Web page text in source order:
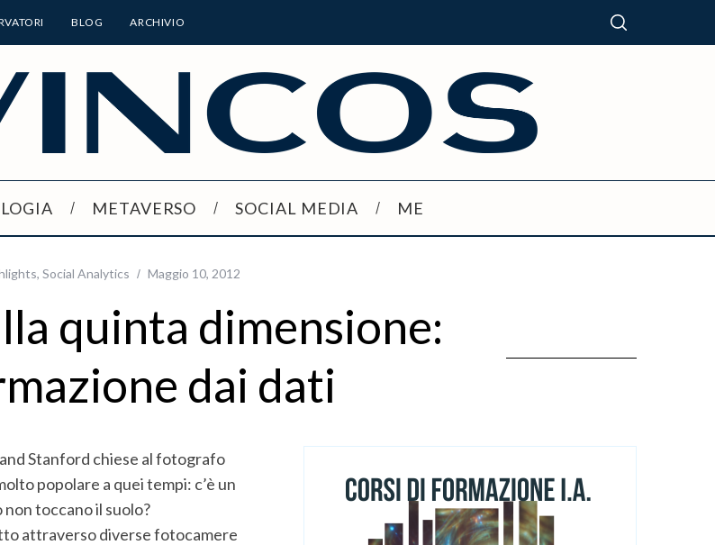
BLOG ARCHIVIO
METAVERSO SOCIAL MEDIA ME
, Social Analytics Maggio 10, 2012
quinta dimensione:
dai dati
Stanford chiese al fotografo
popolare a quei tempi: c’è un
toccano il suolo?
attraverso diverse fotocamere